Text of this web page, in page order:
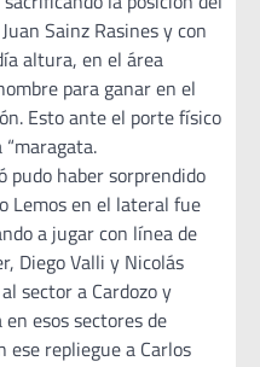
Sainz Rasines y con
altura, en el área
para ganar en el
Esto ante el porte físico
pudo haber sorprendido
Lemos en el lateral fue
a jugar con línea de
Diego Valli y Nicolás
sector a Cardozo y
esos sectores de
ese repliegue a Carlos